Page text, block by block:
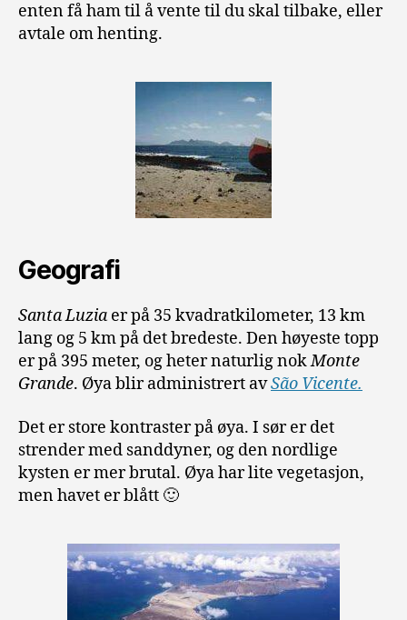
enten få ham til å vente til du skal tilbake, eller
avtale om henting.
Geografi
Santa Luzia er på 35 kvadratkilometer, 13 km
lang og 5 km på det bredeste. Den høyeste topp
er på 395 meter, og heter naturlig nokMonte
Grande. Øya blir administrert avSão Vicente.
Det er store kontraster på øya. I sør er det
strender med sanddyner, og den nordlige
kysten er mer brutal. Øya har lite vegetasjon,
men havet er blått 🙂